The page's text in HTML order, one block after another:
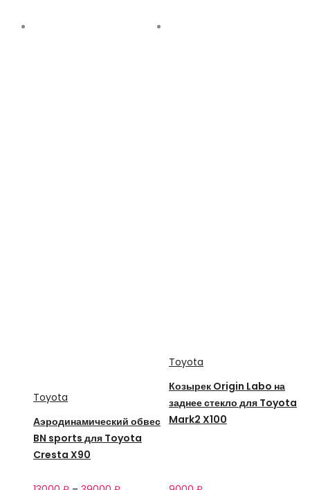
Toyota
Аэродинамический обвес
BN sports для Toyota
Cresta X90
Toyota
Козырек Origin Labo на
заднее стекло для Toyota
Mark2 X100